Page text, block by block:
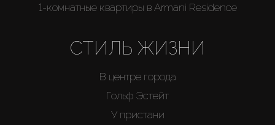
1-комнатные квартиры в Armani Residence
СТИЛЬ ЖИЗНИ
В центре города
Гольф Эстейт
У пристани